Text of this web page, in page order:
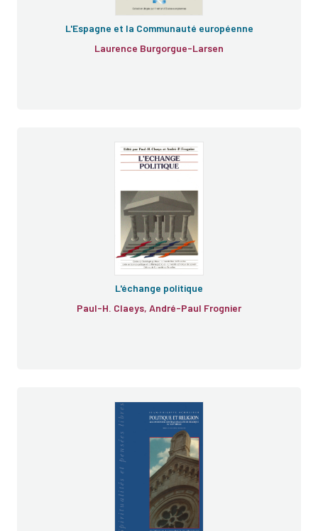
L'Espagne et la Communauté européenne
Laurence Burgorgue-Larsen
L'échange politique
Paul-H. Claeys, André-Paul Frognier
e